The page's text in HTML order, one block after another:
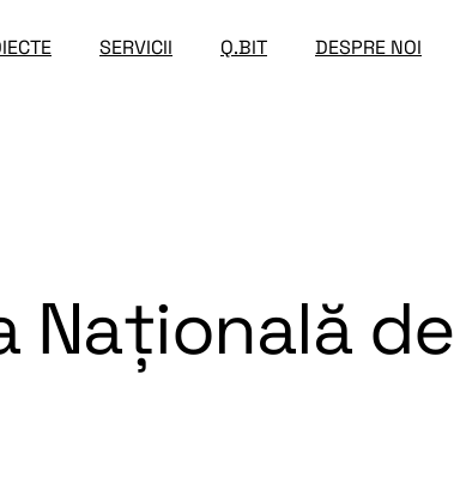
SERVICII Q.BIT DESPRE NOI
Națională de